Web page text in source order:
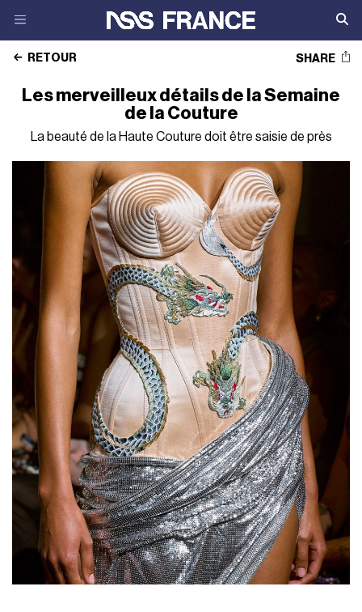
RETOUR SHARE
Les merveilleux détails de la Semaine
de la Couture
La beauté de la Haute Couture doit être saisie de près